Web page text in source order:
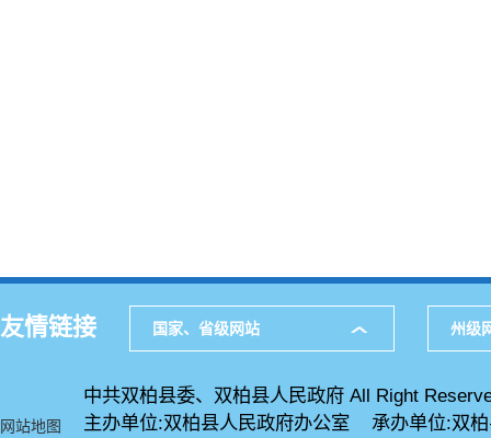
友情链接 国家、省级网站 州级
网站地图
中共双柏县委、双柏县人民政府 All Right
主办单位:双柏县人民政府办公室 承办单位:双